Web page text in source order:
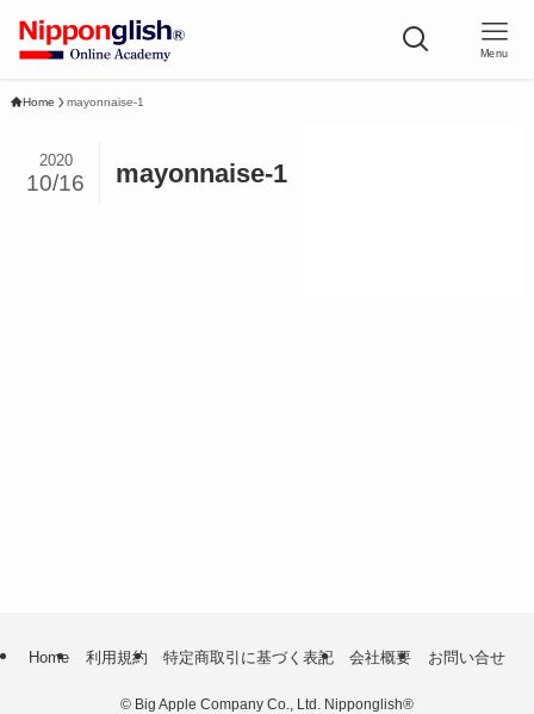
Menu
Home mayonnaise-1
mayonnaise-1
2020
10/16
Home 利用規約 特定商取引に基づく表記 会社概要 お問い合せ
© Big Apple Company Co., Ltd. Nipponglish®